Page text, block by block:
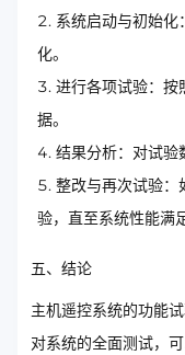
系统启动与初始
化。
进行各项试验：按
据。
结果分析：对试验
整改与再次试验：
验，直至系统性能满
五、结论
主机遥控系统的功能
对系统的全面测试，